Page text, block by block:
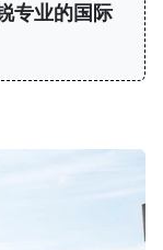
专业的国际